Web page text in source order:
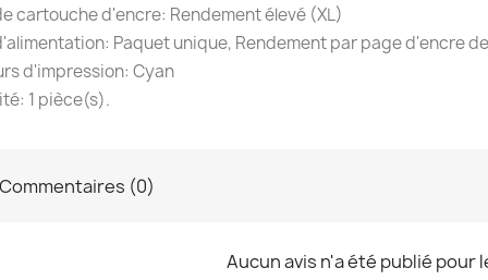
cartouche d'encre: Rendement élevé (XL)
Paquet unique, Rendement par page d'encre
d'impression: Cyan
1 pièce(s).
(0)
Aucun avis n'a été publié pour